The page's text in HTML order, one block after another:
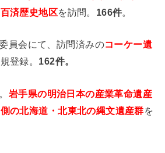
百済歴史地区を訪問。 166件。
員会にて、訪問済みのコーケー遺
登録。 162件。
岩手県の明治日本の産業革命遺産
の北海道・北東北の縄文遺産群を